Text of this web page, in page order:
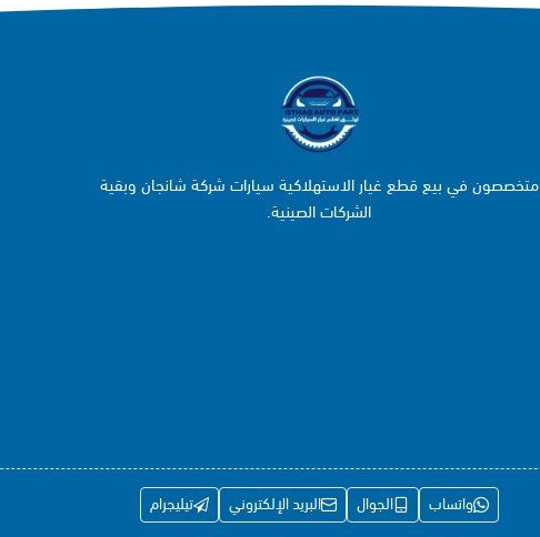
متخصصون في بيع قطع غيار الاستهلاكية سيارات شركة شانجان وبقية
الشركات الصينية.
واتساب الجوال البريد الإلكتروني تيليجرام